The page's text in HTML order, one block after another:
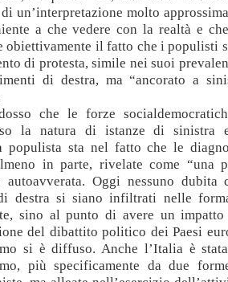
un’interpretazione molto
a che vedere con la realtà e
obiettivamente il fatto che i populisti
di protesta, simile nei suoi
di destra, ma “ancorato a
che le forze
la natura di istanze di sinistra
populista sta nel fatto che le
in parte, rivelate come “una
autoavverata. Oggi nessuno
destra si siano infiltrati nelle
sino al punto di avere un
del dibattito politico dei Paesi
si è diffuso. Anche l’Italia è
più specificamente da due